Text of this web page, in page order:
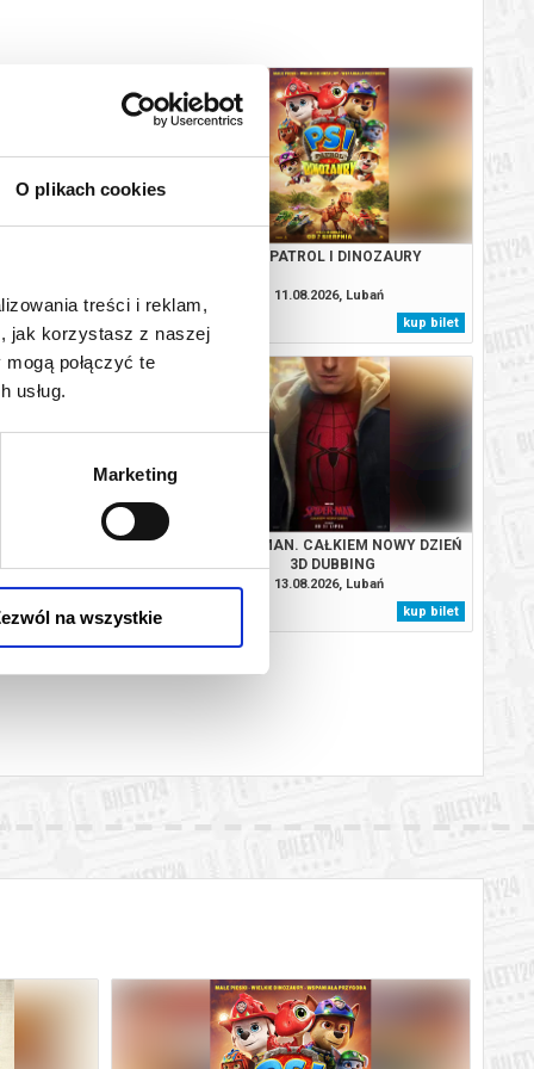
O plikach cookies
treści i reklam,
jak korzystasz z naszej
połączyć te
usług.
Marketing
na wszystkie
Lubań
PSI PATROL I DINOZAURY
11.08.2026, Lubań
kup bilet
I DINOZAURY
Lubań
kup bilet
SPIDER-MAN. CAŁKIEM NOWY DZIEŃ
3D DUBBING
13.08.2026, Lubań
kup bilet